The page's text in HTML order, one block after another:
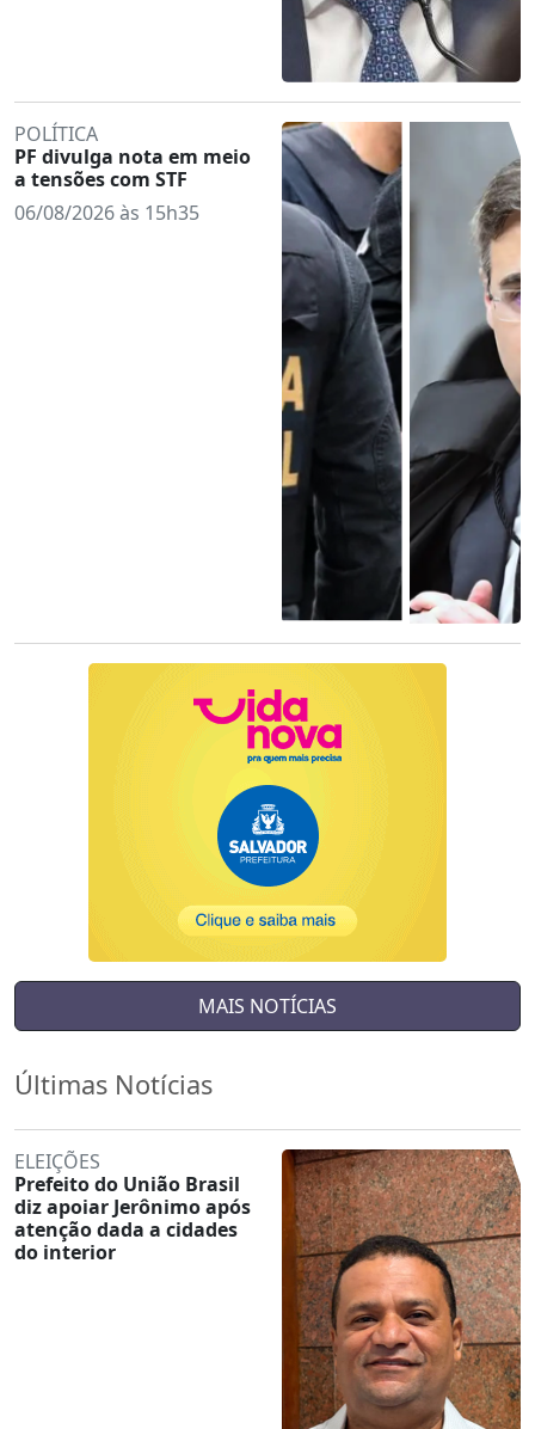
POLÍTICA
PF divulga nota em meio
a tensões com STF
06/08/2026 às 15h35
MAIS NOTÍCIAS
Últimas Notícias
ELEIÇÕES
Prefeito do União Brasil
diz apoiar Jerônimo após
atenção dada a cidades
do interior